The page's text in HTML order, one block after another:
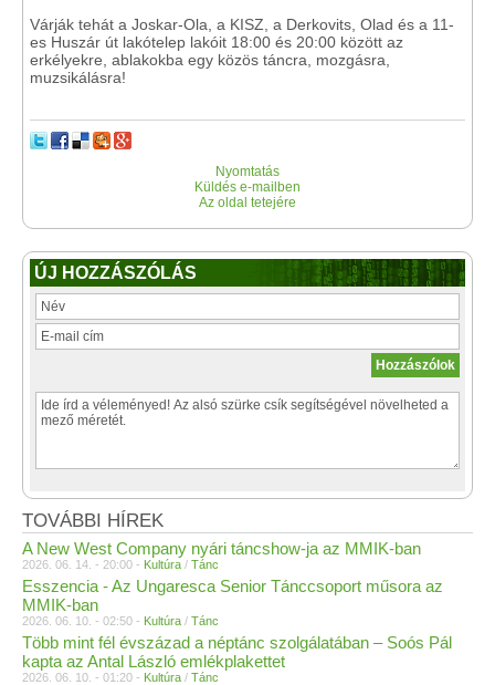
Várják tehát a Joskar-Ola, a KISZ, a Derkovits, Olad és a 11-
es Huszár út lakótelep lakóit 18:00 és 20:00 között az
erkélyekre, ablakokba egy közös táncra, mozgásra,
muzsikálásra!
Nyomtatás
Küldés e-mailben
Az oldal tetejére
ÚJ HOZZÁSZÓLÁS
TOVÁBBI HÍREK
A New West Company nyári táncshow-ja az MMIK-ban
2026. 06. 14. - 20:00 - Kultúra / Tánc
Esszencia - Az Ungaresca Senior Tánccsoport műsora az
MMIK-ban
2026. 06. 10. - 02:50 - Kultúra / Tánc
Több mint fél évszázad a néptánc szolgálatában – Soós Pál
kapta az Antal László emlékplakettet
2026. 06. 10. - 01:20 - Kultúra / Tánc